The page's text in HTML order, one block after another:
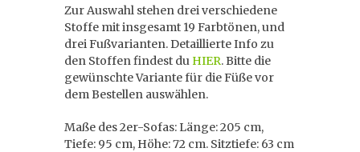
Zur Auswahl stehen drei verschiedene
Stoffe mit insgesamt 19 Farbtönen, und
drei Fußvarianten. Detaillierte Info zu
den Stoffen findest du HIER. Bitte die
gewünschte Variante für die Füße vor
dem Bestellen auswählen.
Maße des 2er-Sofas: Länge: 205 cm,
Tiefe: 95 cm, Höhe: 72 cm. Sitztiefe: 63 cm